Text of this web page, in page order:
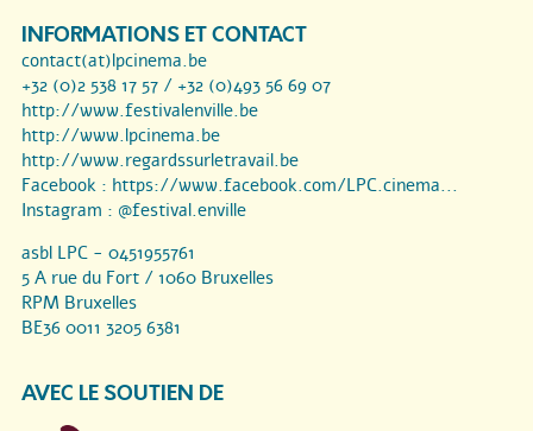
INFORMATIONS ET CONTACT
contact(at)lpcinema.be
+32 (0)2 538 17 57 / +32 (0)493 56 69 07
http://www.festivalenville.be
http://www.lpcinema.be
http://www.regardssurletravail.be
Facebook : https://www.facebook.com/LPC.cinema...
Instagram : @festival.enville
asbl LPC - 0451955761
5 A rue du Fort / 1060 Bruxelles
RPM Bruxelles
BE36 0011 3205 6381
AVEC LE SOUTIEN DE